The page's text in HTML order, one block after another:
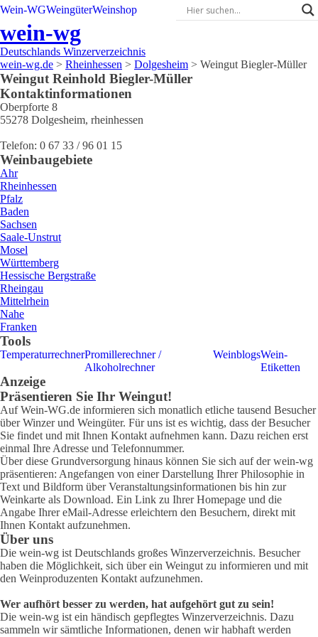
Wein-WGWeingüterWeinshop
wein-wg
Deutschlands Winzerverzeichnis
wein-wg.de > Rheinhessen > Dolgesheim > Weingut Biegler-Müller
Weingut Reinhold Biegler-Müller
Kontaktinformationen
Oberpforte 8
55278 Dolgesheim, rheinhessen
Telefon: 0 67 33 / 96 01 15
Weinbaugebiete
Ahr
Rheinhessen
Pfalz
Baden
Sachsen
Saale-Unstrut
Mosel
Württemberg
Hessische Bergstraße
Rheingau
Mittelrhein
Nahe
Franken
Tools
TemperaturrechnerPromillerechner /
Alkoholrechner
WeinblogsWein-
Etiketten
Anzeige
Präsentieren Sie Ihr Weingut!
Auf Wein-WG.de informieren sich monatlich etliche tausend Besucher
über Winzer und Weingüter. Für uns ist es wichtig, dass der Besucher
Sie findet und mit Ihnen Kontakt aufnehmen kann. Dazu reichen erst
einmal Ihre Adresse und Telefonnummer.
Über diese Grundversorgung hinaus können Sie sich auf der wein-wg
präsentieren: Angefangen von einer Darstellung Ihrer Philosophie in
Text und Bildform über Veranstaltungsinformationen bis hin zur
Weinkarte als Download. Ein Link zu Ihrer Homepage und die
Angabe Ihrer eMail-Adresse erleichtern den Besuchern, direkt mit
Ihnen Kontakt aufzunehmen.
Über uns
Die wein-wg ist Deutschlands großes Winzerverzeichnis. Besucher
haben die Möglichkeit, sich über ein Weingut zu informieren und mit
den Weinproduzenten Kontakt aufzunehmen.
Wer aufhört besser zu werden, hat aufgehört gut zu sein!
Die wein-wg ist ein händisch gepflegtes Winzerverzeichnis. Dazu
sammeln wir sämtliche Informationen, denen wir habhaft werden